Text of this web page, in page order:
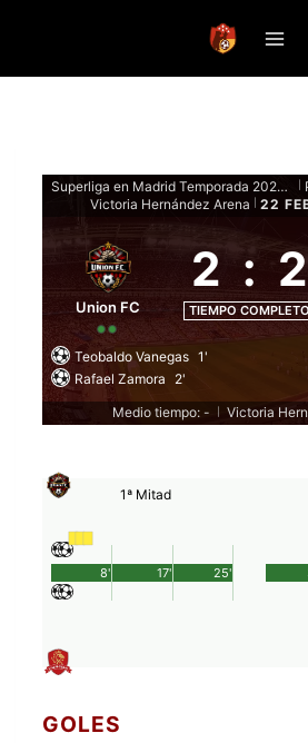
Superliga en Madrid Temporada 2026 - Fase de grupos
Victoria Hernández Arena
22
Union FC
2 : 2
TIEMPO COMPLETO
Teobaldo Vanegas 1'
Rafael Zamora 2'
Medio tiempo: -
Victoria
1ª Mitad
25'
8' 17'
GOLES